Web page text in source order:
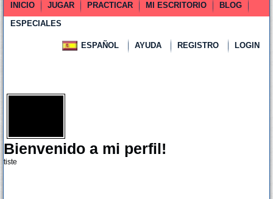
INICIO JUGAR PRACTICAR MI ESCRITORIO
BLOG
ESPECIALES
ESPAÑOL AYUDA REGISTRO LOGIN
Bienvenido a mi perfil!
tiste